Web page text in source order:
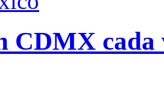
CDMX cada